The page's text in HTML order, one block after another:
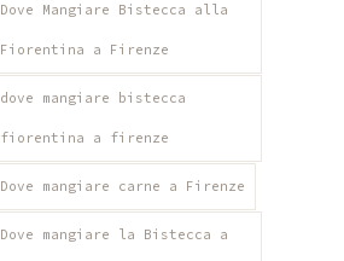
Dove Mangiare Bistecca alla
Fiorentina a Firenze
dove mangiare bistecca
fiorentina a firenze
Dove mangiare carne a Firenze
Dove mangiare la Bistecca a